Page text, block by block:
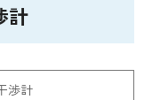
計
渉計